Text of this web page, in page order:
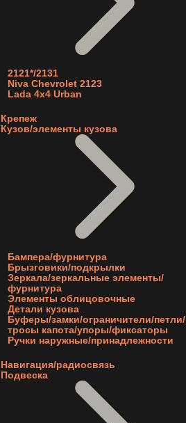
2121*/2131
Niva Chevrolet 2123
Lada 4x4 Urban
Крепеж
Кузов/элементы кузова
Бампера/фурнитура
Брызговики/подкрылки
Зеркала/зеркальные элементы/
фурнитура
Элементы облицовочные
Детали кузова
Буферы/замки/ограничители/петли/
тросы капота/упоры/фиксаторы
Ручки наружные/принадлежности
Навигация/радиосвязь
Подвеска